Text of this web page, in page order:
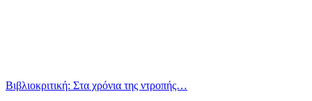
Βιβλιοκριτική: Στα χρόνια της ντροπής…